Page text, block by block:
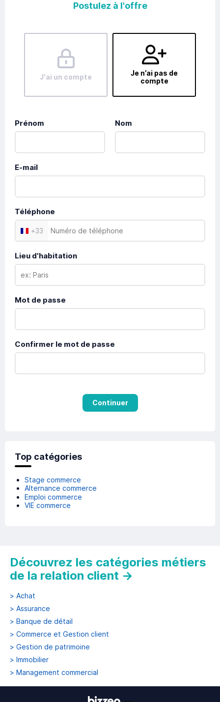
Postulez à l'offre
J'ai un compte
Je n’ai pas de
compte
Prénom Nom
E-mail
Téléphone
+33
Lieu d'habitation
Mot de passe
Confirmer le mot de passe
Continuer
Top catégories
Stage commerce
Alternance commerce
Emploi commerce
VIE commerce
Découvrez les catégories métiers
de la relation client →
> Achat
> Assurance
> Banque de détail
> Commerce et Gestion client
> Gestion de patrimoine
> Immobilier
> Management commercial